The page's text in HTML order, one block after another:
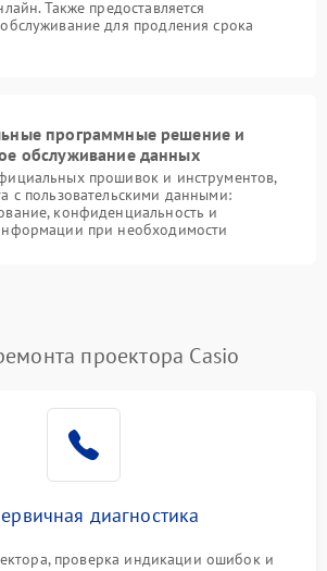
Также предоставляется
для продления срока
программные решение и
обслуживание данных
прошивок и инструментов,
с пользовательскими данными:
конфиденциальность и
при необходимости
проектора Casio
диагностика
проверка индикации ошибок и